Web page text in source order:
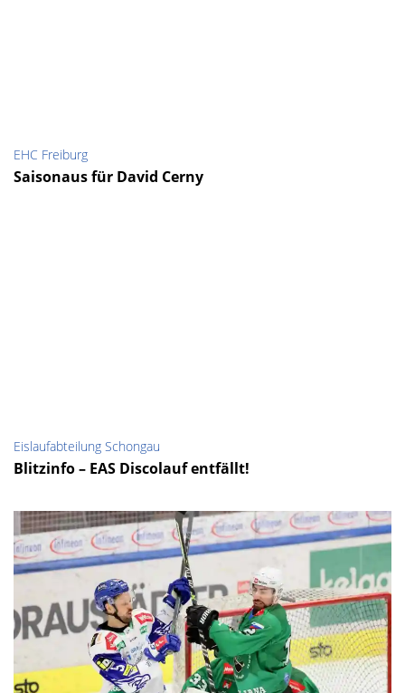
EHC Freiburg
Saisonaus für David Cerny
Eislaufabteilung Schongau
Blitzinfo – EAS Discolauf entfällt!